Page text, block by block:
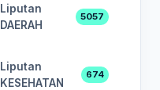
Liputan
DAERAH
5057
Liputan
KESEHATAN
674